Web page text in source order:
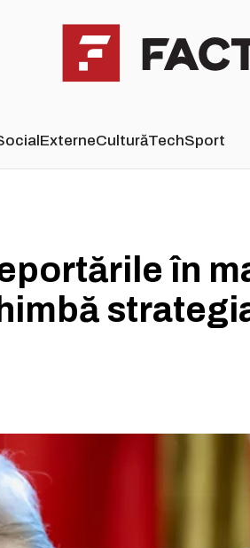
ExterneCulturăTechSport
în